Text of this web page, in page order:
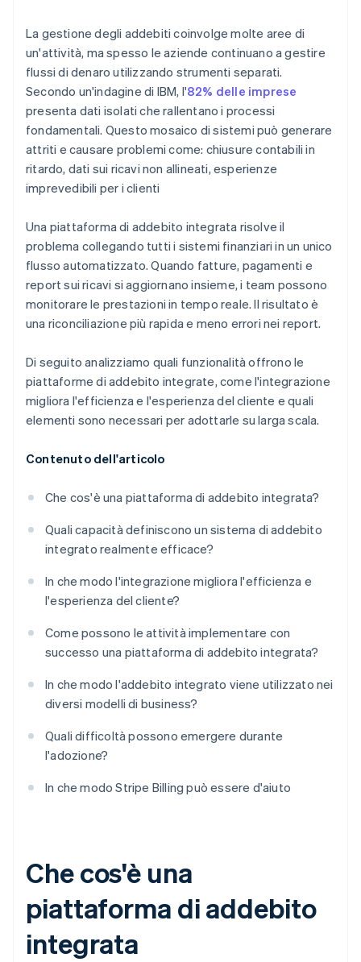
La gestione degli addebiti coinvolge molte aree di
un'attività, ma spesso le aziende continuano a gestire
flussi di denaro utilizzando strumenti separati.
Secondo un'indagine di IBM, l'82% delle imprese
presenta dati isolati che rallentano i processi
fondamentali. Questo mosaico di sistemi può generare
attriti e causare problemi come: chiusure contabili in
ritardo, dati sui ricavi non allineati, esperienze
imprevedibili per i clienti
Una piattaforma di addebito integrata risolve il
problema collegando tutti i sistemi finanziari in un unico
flusso automatizzato. Quando fatture, pagamenti e
report sui ricavi si aggiornano insieme, i team possono
monitorare le prestazioni in tempo reale. Il risultato è
una riconciliazione più rapida e meno errori nei report.
Di seguito analizziamo quali funzionalità offrono le
piattaforme di addebito integrate, come l'integrazione
migliora l'efficienza e l'esperienza del cliente e quali
elementi sono necessari per adottarle su larga scala.
Contenuto dell'articolo
Che cos'è una piattaforma di addebito integrata?
Quali capacità definiscono un sistema di addebito
integrato realmente efficace?
In che modo l'integrazione migliora l'efficienza e
l'esperienza del cliente?
Come possono le attività implementare con
successo una piattaforma di addebito integrata?
In che modo l'addebito integrato viene utilizzato nei
diversi modelli di business?
Quali difficoltà possono emergere durante
l'adozione?
In che modo Stripe Billing può essere d'aiuto
Che cos'è una
piattaforma di addebito
integrata